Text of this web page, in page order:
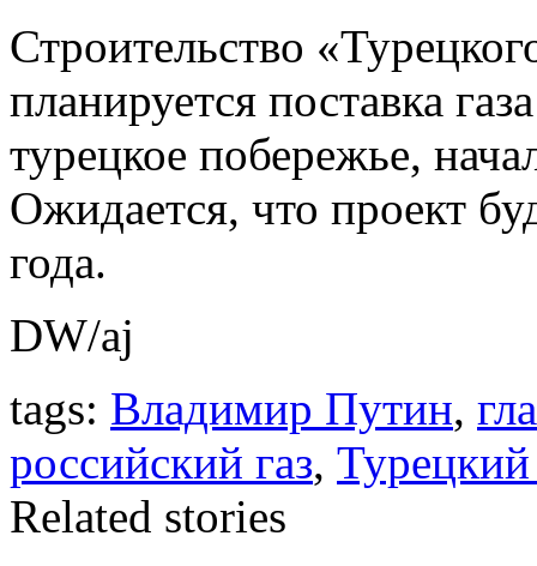
Строительство
планируется поставка
турецкое побережье,
Ожидается, что проект
года.
DW/aj
tags: Владимир Путин,
российский газ,
Related stories